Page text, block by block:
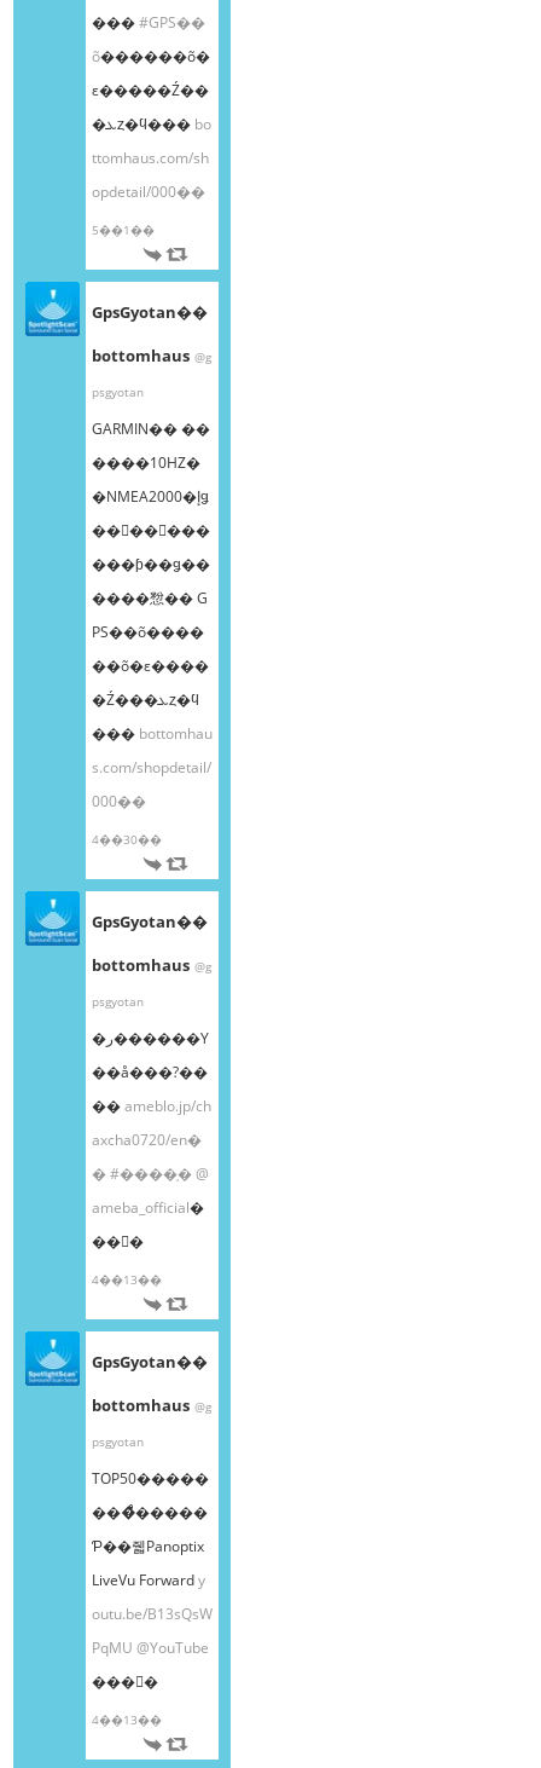
���#GPS��
õ������õ�
ε�����Ź��
�ܥȥ�ϥ��� bo
ttomhaus.com/sh
opdetail/000��
5��1��
GpsGyotan��
bottomhaus @g
psgyotan
GARMIN�� ��
����10HZ�
�NMEA2000�إǥ
��󥰥��󥵡���
���ƥ��ǥ��
����㥹�� G
PS��õ����
��õ�ε����
�Ź���ܥȥ�ϥ
��� bottomhau
s.com/shopdetail/
000��
4��30��
GpsGyotan��
bottomhaus @g
psgyotan
�ر������Υ
��å���?��
��ameblo.jp/ch
axcha0720/en�
�#����֥�@
ameba_official�
��󤫤�
4��13��
GpsGyotan��
bottomhaus @g
psgyotan
TOP50�����
���ͤ�����
Ƥ��줿Panoptix
LiveVu Forwardy
outu.be/B13sQsW
PqMU @YouTube
���󤫤�
4��13��